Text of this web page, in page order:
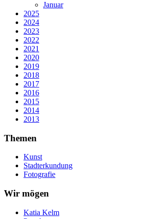
Januar
2025
2024
2023
2022
2021
2020
2019
2018
2017
2016
2015
2014
2013
Themen
Kunst
Stadterkundung
Fotografie
Wir mögen
Katia Kelm